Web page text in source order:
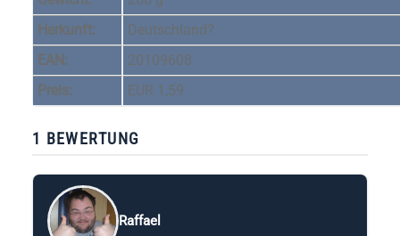
Herkunft:
Deutschland?
EAN:
20109608
Preis:
EUR 1,59
1 BEWERTUNG
Raffael